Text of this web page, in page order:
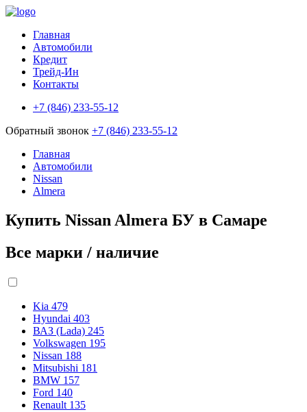
Главная
Автомобили
Кредит
Трейд-Ин
Контакты
+7 (846) 233-55-12
Обратный звонок +7 (846) 233-55-12
Главная
Автомобили
Nissan
Almera
Купить Nissan Almera БУ в Самаре
Все марки / наличие
Kia 479
Hyundai 403
ВАЗ (Lada) 245
Volkswagen 195
Nissan 188
Mitsubishi 181
BMW 157
Ford 140
Renault 135